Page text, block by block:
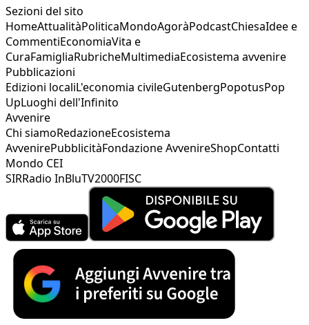
Sezioni del sito
HomeAttualitàPoliticaMondoAgoràPodcastChiesaIdee e
CommentiEconomiaVita e
CuraFamigliaRubricheMultimediaEcosistema avvenire
Pubblicazioni
Edizioni localiL'economia civileGutenbergPopotusPop
UpLuoghi dell'Infinito
Avvenire
Chi siamoRedazioneEcosistema
AvvenirePubblicitàFondazione AvvenireShopContatti
Mondo CEI
SIRRadio InBluTV2000FISC